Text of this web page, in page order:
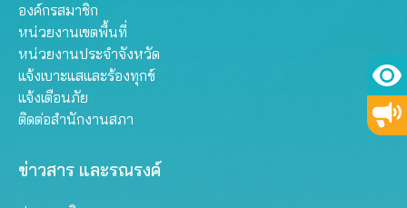
องค์กรสมาชิก
หน่วยงานเขตพื้นที่
หน่วยงานประจำจังหวัด
แจ้งเบาะแสและร้องทุกข์
แจ้งเตือนภัย
ติดต่อสำนักงานสภา
ข่าวสาร และรณรงค์